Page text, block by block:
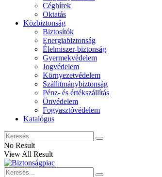
Céghírek
Oktatás
Közbiztonság
Biztosítók
Energiabiztonság
Élelmiszer-biztonság
Gyermekvédelem
Jogvédelem
Környezetvédelem
Szállítmánybiztonság
Pénz- és értékszállítás
Önvédelem
Fogyasztóvédelem
Katalógus
No Result
View All Result